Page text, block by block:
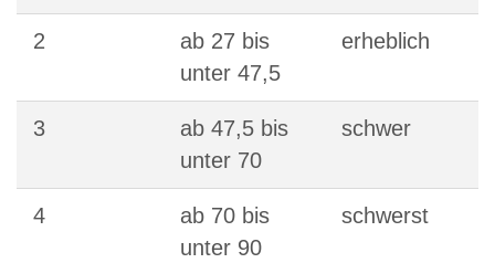
2
ab 27 bis
unter 47,5
erheblich
3
ab 47,5 bis
unter 70
schwer
4
ab 70 bis
unter 90
schwerst